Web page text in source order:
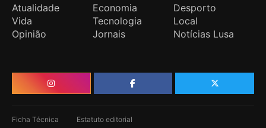
Atualidade Economia
Desporto
Vida
Tecnologia
Local
Opinião
Jornais Notícias Lusa
Ficha Técnica Estatuto editorial